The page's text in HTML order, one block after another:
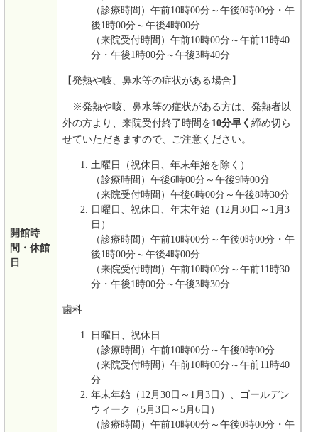
開館時
間・休館
日
（診療時間）午前10時00分～午後0時00分・午
後1時00分～午後4時00分
（来院受付時間）午前10時00分～午前11時40
分・午後1時00分～午後3時40分
【発熱や咳、鼻水等の症状がある場合】
※発熱や咳、鼻水等の症状がある方は、発熱者以
外の方より、来院受付終了時間を10分早く 締め切ら
せていただきますので、ご注意ください。
土曜日（祝休日、年末年始を除く）
（診療時間）午後6時00分～午後9時00分
（来院受付時間）午後6時00分～午後8時30分
日曜日、祝休日、年末年始（12月30日～1月3
日）
（診療時間）午前10時00分～午後0時00分・午
後1時00分～午後4時00分
（来院受付時間）午前10時00分～午前11時30
分・午後1時00分～午後3時30分
歯科
日曜日、祝休日
（診療時間）午前10時00分～午後0時00分
（来院受付時間）午前10時00分～午前11時40
分
年末年始（12月30日～1月3日）、ゴールデン
ウィーク（5月3日～5月6日）
（診療時間）午前10時00分～午後0時00分・午